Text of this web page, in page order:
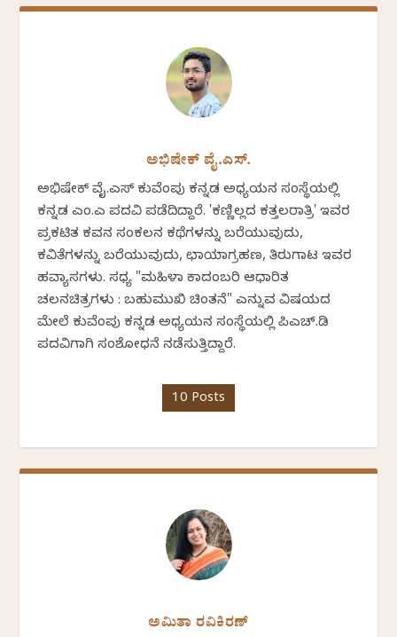
ಅಭಿಷೇಕ್ ವೈ.ಎಸ್.
ಅಭಿಷೇಕ್ ವೈ.ಎಸ್ ಕುವೆಂಪು ಕನ್ನಡ ಅಧ್ಯಯನ ಸಂಸ್ಥೆಯಲ್ಲಿ
ಕನ್ನಡ ಎಂ.ಎ ಪದವಿ ಪಡೆದಿದ್ದಾರೆ. 'ಕಣ್ಣಿಲ್ಲದ ಕತ್ತಲರಾತ್ರಿ' ಇವರ
ಪ್ರಕಟಿತ ಕವನ ಸಂಕಲನ ಕಥೆಗಳನ್ನು ಬರೆಯುವುದು,
ಕವಿತೆಗಳನ್ನು ಬರೆಯುವುದು, ಛಾಯಾಗ್ರಹಣ, ತಿರುಗಾಟ ಇವರ
ಹವ್ಯಾಸಗಳು. ಸಧ್ಯ "ಮಹಿಳಾ ಕಾದಂಬರಿ ಆಧಾರಿತ
ಚಲನಚಿತ್ರಗಳು : ಬಹುಮುಖಿ ಚಿಂತನೆ" ಎನ್ನುವ ವಿಷಯದ
ಮೇಲೆ ಕುವೆಂಪು ಕನ್ನಡ ಅಧ್ಯಯನ ಸಂಸ್ಥೆಯಲ್ಲಿ ಪಿಎಚ್.ಡಿ
ಪದವಿಗಾಗಿ ಸಂಶೋಧನೆ ನಡೆಸುತ್ತಿದ್ದಾರೆ.
10 Posts
ಅಮಿತಾ ರವಿಕಿರಣ್